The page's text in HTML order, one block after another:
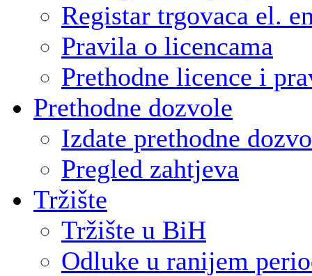
Registar trgovaca el.
Pravila o licencama
Prethodne licence i
Prethodne dozvole
Izdate prethodne
Pregled zahtjeva
Tržište
Tržište u BiH
Odluke u ranijem